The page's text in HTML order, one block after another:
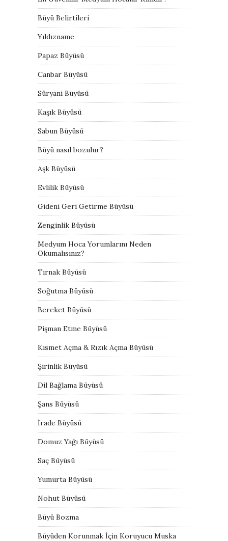
Büyü Belirtileri
Yıldızname
Papaz Büyüsü
Canbar Büyüsü
Süryani Büyüsü
Kaşık Büyüsü
Sabun Büyüsü
Büyü nasıl bozulur?
Aşk Büyüsü
Evlilik Büyüsü
Gideni Geri Getirme Büyüsü
Zenginlik Büyüsü
Medyum Hoca Yorumlarını Neden
Okumalısınız?
Tırnak Büyüsü
Soğutma Büyüsü
Bereket Büyüsü
Pişman Etme Büyüsü
Kısmet Açma & Rızık Açma Büyüsü
Şirinlik Büyüsü
Dil Bağlama Büyüsü
Şans Büyüsü
İrade Büyüsü
Domuz Yağı Büyüsü
Saç Büyüsü
Yumurta Büyüsü
Nohut Büyüsü
Büyü Bozma
Büyüden Korunmak İçin Koruyucu Muska